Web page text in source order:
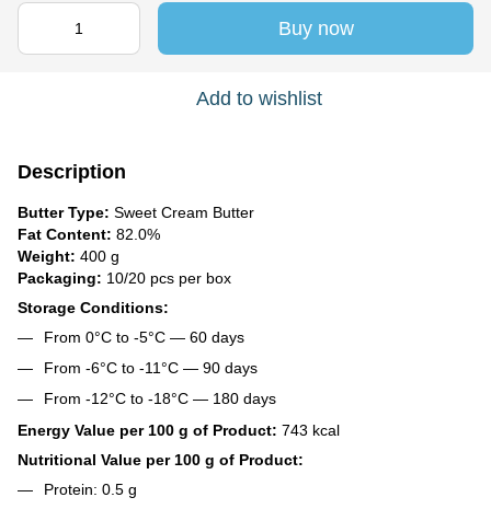
Buy now
Add to wishlist
Description
Butter Type: Sweet Cream Butter
Fat Content: 82.0%
Weight: 400 g
Packaging: 10/20 pcs per box
Storage Conditions:
From 0°C to -5°C — 60 days
From -6°C to -11°C — 90 days
From -12°C to -18°C — 180 days
Energy Value per 100 g of Product: 743 kcal
Nutritional Value per 100 g of Product:
Protein: 0.5 g